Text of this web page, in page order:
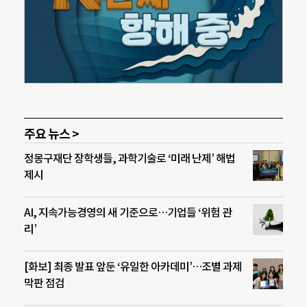
주요 뉴스 >
정몽구재단 장학생들, 과학기술로 ‘미래 난제’ 해법
제시
AI, 지속가능경영의 새 기준으로…기업들 ‘위험 관
리’
[화보] 최종 발표 앞둔 ‘유일한 아카데미’…조별 과제
막판 점검